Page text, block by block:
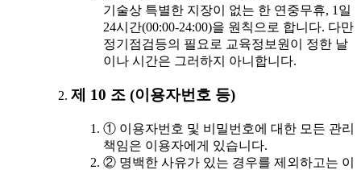
기술상 특별한 지장이 없는 한 연중무휴, 1일
24시간(00:00-24:00)을 원칙으로 합니다. 다만
정기점검등의 필요로 교육정보원이 정한 날
이나 시간은 그러하지 아니합니다.
제 10 조 (이용자번호 등)
① 이용자번호 및 비밀번호에 대한 모든 관리
책임은 이용자에게 있습니다.
② 명백한 사유가 있는 경우를 제외하고는 이